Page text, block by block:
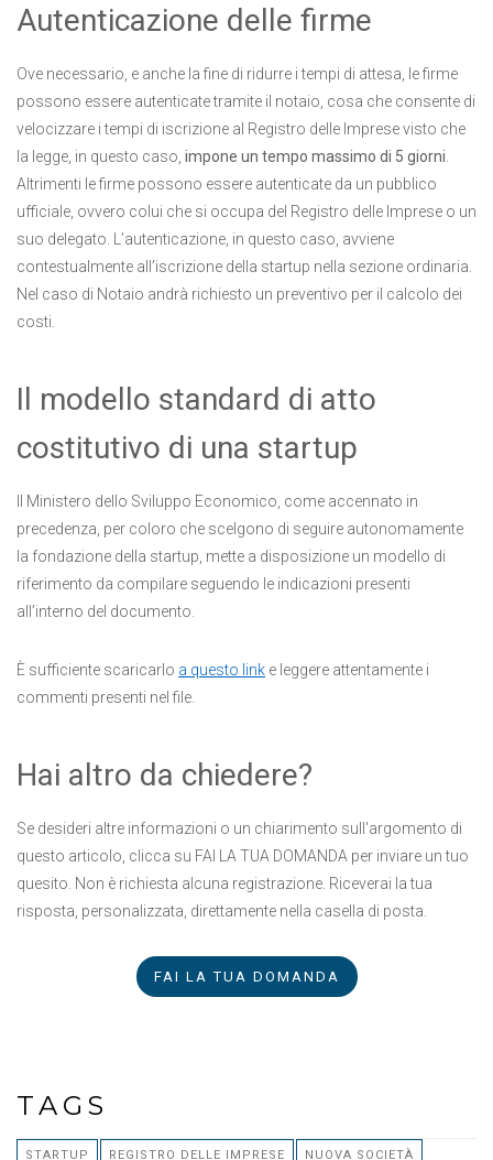
Autenticazione delle firme
Ove necessario, e anche la fine di ridurre i tempi di attesa, le firme
possono essere autenticate tramite il notaio, cosa che consente di
velocizzare i tempi di iscrizione al Registro delle Imprese visto che
la legge, in questo caso, impone un tempo massimo di 5 giorni
Altrimenti le firme possono essere autenticate da un pubblico
ufficiale, ovvero colui che si occupa del Registro delle Imprese o un
suo delegato. L’autenticazione, in questo caso, avviene
contestualmente all’iscrizione della startup nella sezione ordinaria.
Nel caso di Notaio andrà richiesto un preventivo per il calcolo dei
costi.
Il modello standard di atto
costitutivo di una startup
Il Ministero dello Sviluppo Economico, come accennato in
precedenza, per coloro che scelgono di seguire autonomamente
la fondazione della startup, mette a disposizione un modello di
riferimento da compilare seguendo le indicazioni presenti
all’interno del documento.
È sufficiente scaricarlo a questo link e leggere attentamente i
commenti presenti nel file.
Hai altro da chiedere?
Se desideri altre informazioni o un chiarimento sull'argomento di
questo articolo, clicca su FAI LA TUA DOMANDA per inviare un tuo
quesito. Non è richiesta alcuna registrazione. Riceverai la tua
risposta, personalizzata, direttamente nella casella di posta.
FAI LA TUA DOMANDA
TAGS
STARTUP REGISTRO DELLE IMPRESE NUOVA SOCIETÀ